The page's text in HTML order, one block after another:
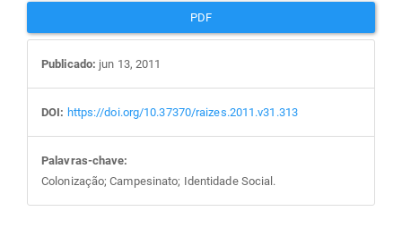
PDF
Publicado: jun 13, 2011
DOI: https://doi.org/10.37370/raizes.2011.v31.313
Palavras-chave:
Colonização; Campesinato; Identidade Social.